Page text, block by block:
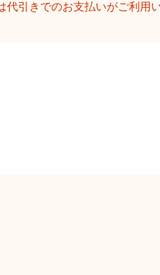
引きでのお支払いがご利用